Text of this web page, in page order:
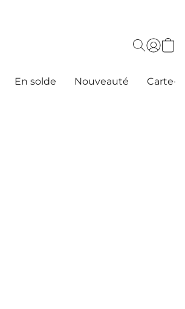
En solde Nouveauté Carte-